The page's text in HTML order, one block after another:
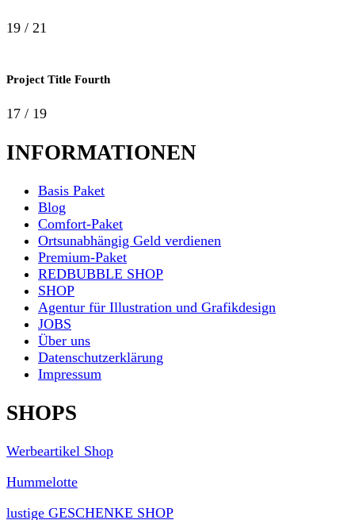
19 / 21
Project Title Fourth
17 / 19
INFORMATIONEN
Basis Paket
Blog
Comfort-Paket
Ortsunabhängig Geld verdienen
Premium-Paket
REDBUBBLE SHOP
SHOP
Agentur für Illustration und Grafikdesign
JOBS
Über uns
Datenschutzerklärung
Impressum
SHOPS
Werbeartikel Shop
Hummelotte
lustige GESCHENKE SHOP